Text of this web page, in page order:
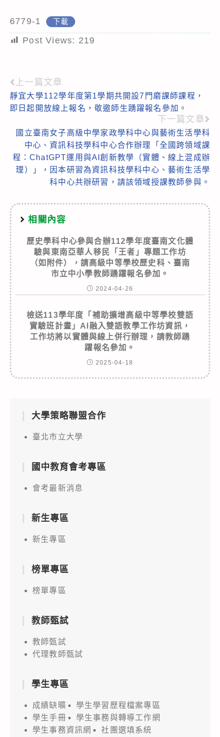
6779-1 下載
Post Views: 219
Read
more
上一篇文章
靜宜大學112學年度第1學期共開設7門磨課師課程，
即日起開放線上報名，敬邀師生踴躍報名參加。
下一篇文章
國立臺南女子高級中學家政學科中心與藝術生活學科
中心、資訊科技學科中心合作辦理「全國跨領域課
程：ChatGPT運用與AI創新教學（實體、線上混成辦
理）」，因本研習為資訊科技學科中心、藝術生活學
科中心共辦研習，請該領域授課教師參與。
相關內容
歷史學科中心參與合辦112學年度臺南文化體
驗與東南亞華人移民「王者」專題工作坊
（如附件），請高級中等學校歷史科、臺南
市立中小學教師踴躍報名參加。
2024-04-26
檢送113學年度「補助擴增高級中等學校雙語
實驗班計畫」AI融入雙語教學工作坊資訊，
工作坊將以實體與線上併行辦理，請教師踴
躍報名參加。
2025-04-18
大學策略聯盟合作
臺北市立大學
國中教育會考專區
會考最新消息
新生專區
新生專區
榜單專區
榜單專區
教師甄試
教師甄試
代理教師甄試
學生專區
成績缺曠
學生學習歷程檔案專區
學生手冊
學生事務與轉導工作網
學生事務資訊網
社團選填系統